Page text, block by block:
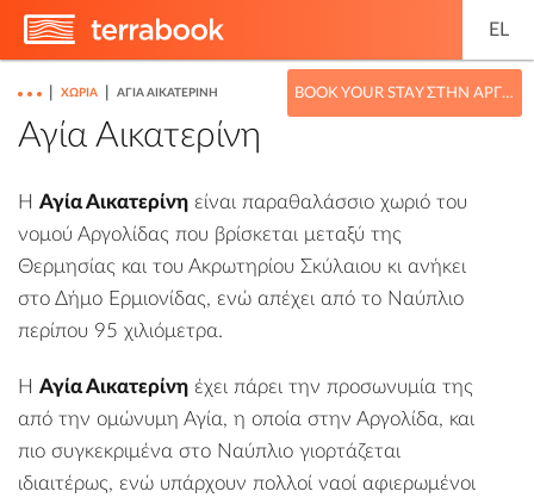
EL
BOOK YOUR STAY ΣΤΗΝ ΑΡΓΟΛΊΔΑ
ΧΩΡΙΆ ΑΓΊΑ ΑΙΚΑΤΕΡΊΝΗ
Αγία Αικατερίνη
Η Αγία Αικατερίνη είναι παραθαλάσσιο χωριό του
νομού Αργολίδας που βρίσκεται μεταξύ της
Θερμησίας και του Ακρωτηρίου Σκύλαιου κι ανήκει
στο Δήμο Ερμιονίδας, ενώ απέχει από το Ναύπλιο
περίπου 95 χιλιόμετρα.
H Αγία Αικατερίνη έχει πάρει την προσωνυμία της
από την ομώνυμη Αγία, η οποία στην Αργολίδα, και
πιο συγκεκριμένα στο Ναύπλιο γιορτάζεται
ιδιαιτέρως, ενώ υπάρχουν πολλοί ναοί αφιερωμένοι